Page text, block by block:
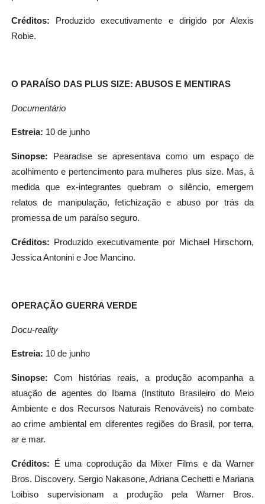
Créditos:
Produzido executivamente e dirigido por Alexis
Robie.
O PARAÍSO DAS PLUS SIZE: ABUSOS E MENTIRAS
Documentário
Estreia: 10 de junho
Sinopse:
Pearadise se apresentava como um espaço de
acolhimento e pertencimento para mulheres plus size. Mas, à
medida que ex-integrantes quebram o silêncio, emergem
relatos de manipulação, fetichização e abuso por trás da
promessa de um paraíso seguro.
Créditos: Produzido executivamente por Michael Hirschorn,
Jessica Antonini e Joe Mancino.
OPERAÇÃO GUERRA VERDE
Docu-reality
Estreia: 10 de junho
Sinopse:Com histórias reais, a produção acompanha a
atuação de agentes do Ibama (Instituto Brasileiro do Meio
Ambiente e dos Recursos Naturais Renováveis) no combate
ao crime ambiental em diferentes regiões do Brasil, por terra,
ar e mar.
Créditos:
É uma coprodução da Mixer Films e da Warner
Bros. Discovery. Sergio Nakasone, Adriana Cechetti e Mariana
Loibiso supervisionam a produção pela Warner Bros.